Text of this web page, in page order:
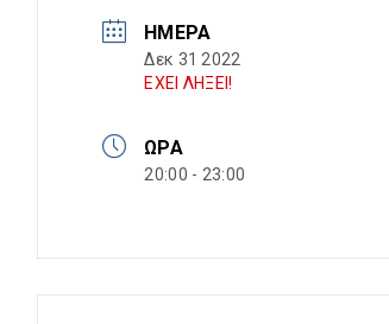
ΗΜΈΡΑ
Δεκ 31 2022
ΕΧΕΙ ΛΗΞΕΙ!
ΏΡΑ
20:00 - 23:00